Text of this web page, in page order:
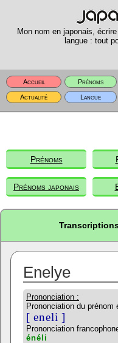
Mon nom en japonais,
langue : tout
Accueil Prénoms
Actualité
Langue
Prénoms
Prénoms japonais
Enelye
Prononciation :
Prononciation du prénom
[ eneli ]
Prononciation
énéli